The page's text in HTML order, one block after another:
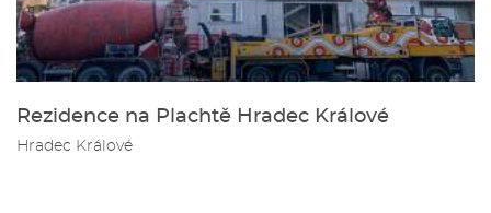
Rezidence na Plachtě Hradec Králové
Hradec Králové